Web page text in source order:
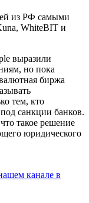
из РФ самыми
WhiteBIT и
выразили
но пока
биржа
тем, кто
санкции банков.
такое решение
юридического
канале в